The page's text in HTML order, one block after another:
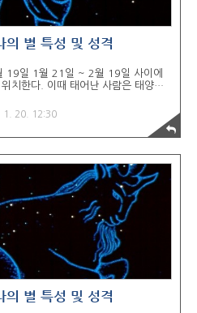
의 별 특성 및 성격
19일 1월 21일 ~ 2월 19일 사이에
치한다. 이때 태어난 사람은 태양의
고 났으며, 항상 대중과 함께 숨쉬고
입니다. 늘 사람들과 함께 이리저리
어나지만 고집이 지나치게 센 것이 흠
노스, 수호성은 천왕성, 행운의 색은
리의 일과 사랑 물병자리 여성 물병자
1. 20. 12:30
의 별 특성 및 성격